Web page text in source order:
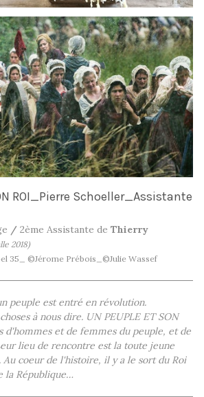
ROI_Pierre Schoeller_Assistante
/ 2ème Assistante de Thierry
2018)
35_ ©Jérome Prébois_©Julie Wassef
peuple est entré en révolution.
à nous dire. UN PEUPLE ET SON
d'hommes et de femmes du peuple, et de
lieu de rencontre est la toute jeune
Au coeur de l'histoire, il y a le sort du Roi
la République…